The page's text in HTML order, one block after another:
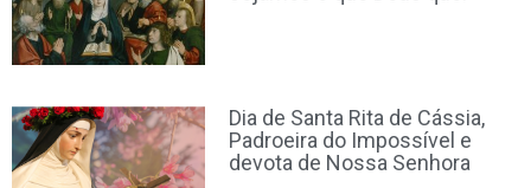
Dia de Santa Rita de Cássia,
Padroeira do Impossível e
devota de Nossa Senhora